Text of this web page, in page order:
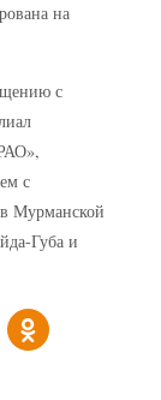
на
с
с
Мурманской
Губа и